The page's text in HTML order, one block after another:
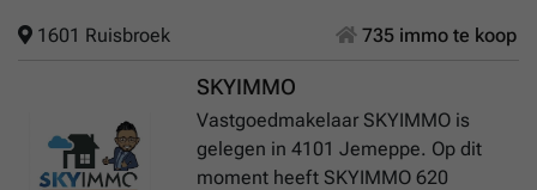
1601 Ruisbroek 735 immo te koop
SKYIMMO
Vastgoedmakelaar SKYIMMO is
gelegen in 4101 Jemeppe. Op dit
moment heeft SKYIMMO 620